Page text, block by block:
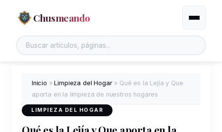
Chusmeando Alternar
Inicio »Limpieza del Hogar» Qué es la Lejía y Que
aporta en la limpieza de nuestros hogares
LIMPIEZA DEL HOGAR